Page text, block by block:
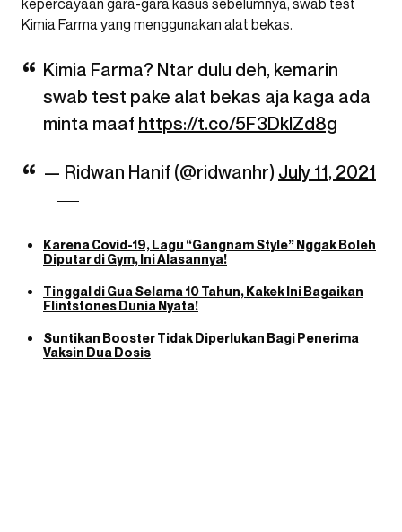
Kimia Farma yang menggunakan alat bekas.
Kimia Farma? Ntar dulu deh, kemarin
swab test pake alat bekas aja kaga ada
minta maaf https://t.co/5F3DkIZd8g
— Ridwan Hanif (@ridwanhr) July 11, 2021
Karena Covid-19, Lagu “Gangnam Style” Nggak Boleh
Diputar di Gym, Ini Alasannya!
Tinggal di Gua Selama 10 Tahun, Kakek Ini Bagaikan
Flintstones Dunia Nyata!
Suntikan Booster Tidak Diperlukan Bagi Penerima
Vaksin Dua Dosis